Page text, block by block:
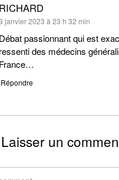
RICHARD
:
janvier 2023 à 23 h 32 min
Débat passionnant qui est
ressenti des médecins
France…
Répondre
Laisser un